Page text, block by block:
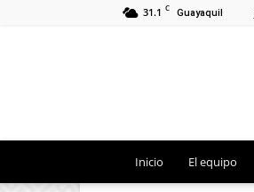
31.1 C Guayaquil
Inicio El equipo